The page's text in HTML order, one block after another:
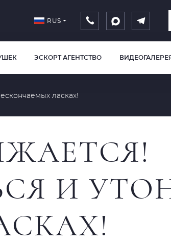
RUS
ЭСКОРТ АГЕНТСТВО ВИДЕОГАЛЕРЕЯ
ласках!
И